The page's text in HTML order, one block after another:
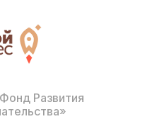
Развития